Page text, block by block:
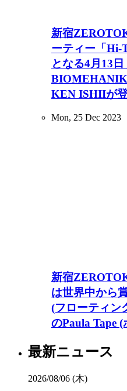
新宿
ーティー「Hi-
となる4月13
KEN ISHIIが
Mon, 25 Dec 2023
新宿
は世界中から
(フローティン
のPaula Tape (
最新ニュース
2026/08/06 (木)